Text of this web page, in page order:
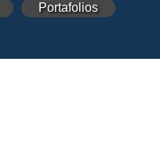
Portafolios